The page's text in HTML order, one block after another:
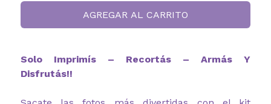
AGREGAR AL CARRITO
Solo Imprimís – Recortás – Armás Y
Disfrutás!!